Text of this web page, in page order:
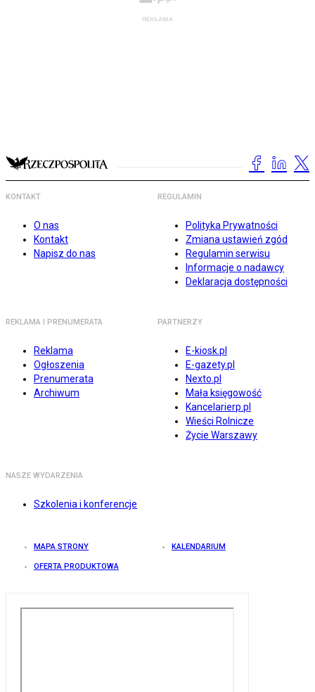
KONTAKT
O nas
Kontakt
Napisz do nas
REGULAMIN
Polityka Prywatności
Zmiana ustawień zgód
Regulamin serwisu
Informacje o nadawcy
Deklaracja dostępności
REKLAMA I PRENUMERATA
Reklama
Ogłoszenia
Prenumerata
Archiwum
PARTNERZY
E-kiosk.pl
E-gazety.pl
Nexto.pl
Mała księgowość
Kancelarierp.pl
Wieści Rolnicze
Życie Warszawy
NASZE WYDARZENIA
Szkolenia i konferencje
MAPA STRONY KALENDARIUM
OFERTA PRODUKTOWA